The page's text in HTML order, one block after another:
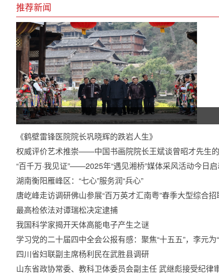
推荐新闻
《鹤壁雷锋医院院长巩晓辉的跌岩人生》
权威评价艺术推崇——中国书画院院长王斌谈曾昭才先生
“百千万·我见证”——2025年“遇见湘桥”媒体采风活动今日
湖南衡阳雁峰区：“七心”服务润“兵心”
唐屹峰走访调研佛山参展“百万英才汇南粤”春季大型综合
最高检依法对谭瑞松决定逮捕
我国科学家揭开天体高能电子产生之谜
学习党的二十届四中全会公报有感：聚焦“十五五”，李元为
四川省妇联副主席杨利民在武胜县调研
山东省政协常委、教科卫体委员会副主任 武继彪接受纪律